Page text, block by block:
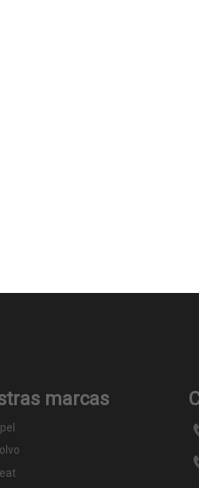
marcas